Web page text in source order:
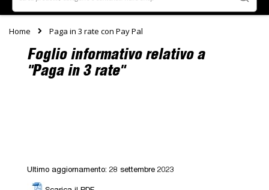
Home Paga in 3 rate con Pay Pal
Foglio informativo relativo a
"Paga in 3 rate"
Ultimo aggiornamento: 28 settembre 2023